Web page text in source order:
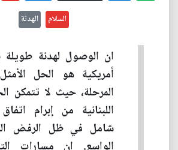
السلام الهدنة
ان الوصول لهدنة طويلة
أمريكية هو الحل
المرحلة، حيث لا تتمكن
اللبنانية من إبرام
شامل في ظل الرفض